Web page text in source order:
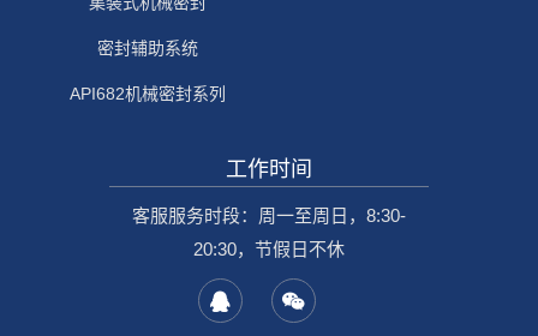
密封辅助系统
API682机械密封系列
工作时间
客服服务时段：周一至周日，8:30-
20:30，节假日不休